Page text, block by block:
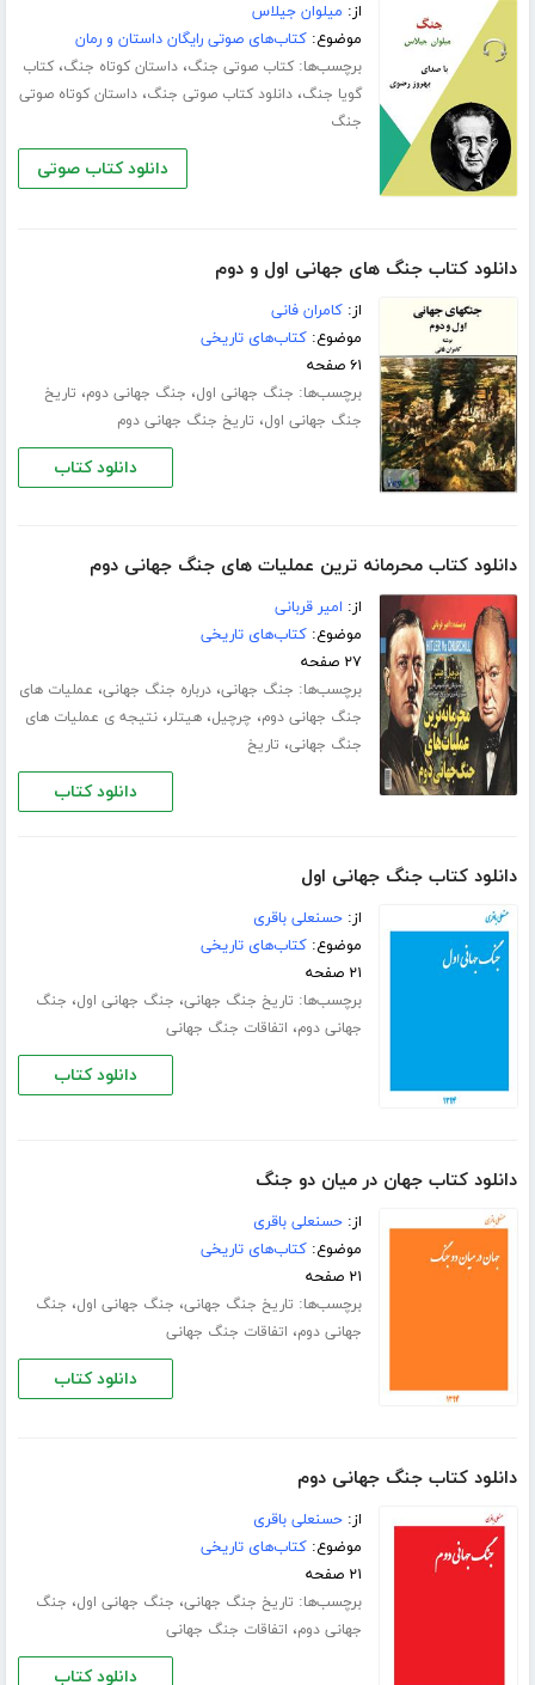
از: میلوان جیلاس
موضوع:کتاب‌های صوتی رایگان داستان و رمان
برچسب‌ها:کتاب صوتی جنگ،داستان کوتاه جنگ،کتاب
گویا جنگ،دانلود کتاب صوتی جنگ،داستان کوتاه صوتی
جنگ
دانلود کتاب صوتی
دانلود کتاب جنگ های جهانی اول و دوم
از:کامران فانی
موضوع:کتاب‌های تاریخی
۶۱ صفحه
برچسب‌ها: جنگ جهانی اول، جنگ جهانی دوم، تاریخ
جنگ جهانی اول، تاریخ جنگ جهانی دوم
دانلود کتاب
دانلود کتاب محرمانه ترین عملیات های جنگ جهانی دوم
از: امیر قربانی
موضوع:کتاب‌های تاریخی
۲۷ صفحه
برچسب‌ها: جنگ جهانی،درباره جنگ جهانی، عملیات های
جنگ جهانی دوم، چرچیل،هیتلر،نتیجه ی عملیات های
جنگ جهانی، تاریخ
دانلود کتاب
دانلود کتاب جنگ جهانی اول
از:حسنعلی باقری
موضوع:کتاب‌های تاریخی
۲۱ صفحه
برچسب‌ها: تاریخ جنگ جهانی، جنگ جهانی اول، جنگ
جهانی دوم، اتفاقات جنگ جهانی
دانلود کتاب
دانلود کتاب جهان در میان دو جنگ
از:حسنعلی باقری
موضوع:کتاب‌های تاریخی
۲۱ صفحه
برچسب‌ها: تاریخ جنگ جهانی، جنگ جهانی اول، جنگ
جهانی دوم، اتفاقات جنگ جهانی
دانلود کتاب
دانلود کتاب جنگ جهانی دوم
از:حسنعلی باقری
موضوع:کتاب‌های تاریخی
۲۱ صفحه
برچسب‌ها: تاریخ جنگ جهانی، جنگ جهانی اول، جنگ
جهانی دوم، اتفاقات جنگ جهانی
دانلود کتاب